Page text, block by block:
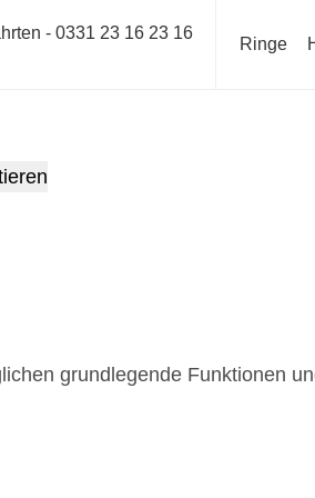
und Webanalyse
grundlegende Funktionen
Ringe